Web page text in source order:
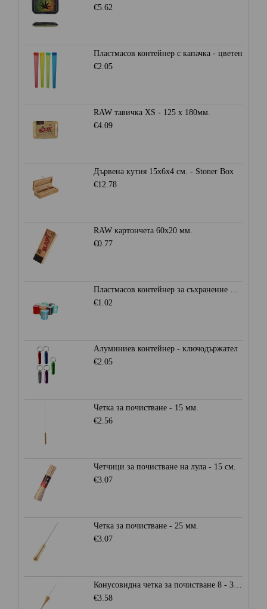
€5.62
Пластмасов контейнер с капачка - цветен
€2.05
RAW тавичка XS - 125 x 180мм.
€4.09
Дървена кутия 15x6x4 см. - Stoner Box
€12.78
RAW картончета 60x20 мм.
€0.77
Пластмасов контейнер за съхранение Ø28мм. - Heisenberg
€1.02
Алуминиев контейнер - ключодържател
€2.05
Четка за почистване - 15 мм.
€2.56
Четчици за почистване на лула - 15 см.
€3.07
Четка за почистване - 25 мм.
€3.07
Конусовидна четка за почистване 8 - 30 мм.
€3.58